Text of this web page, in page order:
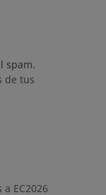
spam.
de tus
EC2026